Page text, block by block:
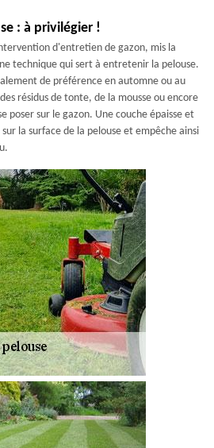
: à privilégier !
d'entretien de gazon, mis la
technique qui sert à entretenir la pelouse.
de préférence en automne ou au
résidus de tonte, de la mousse ou encore
poser sur le gazon. Une couche épaisse et
la surface de la pelouse et empêche ainsi